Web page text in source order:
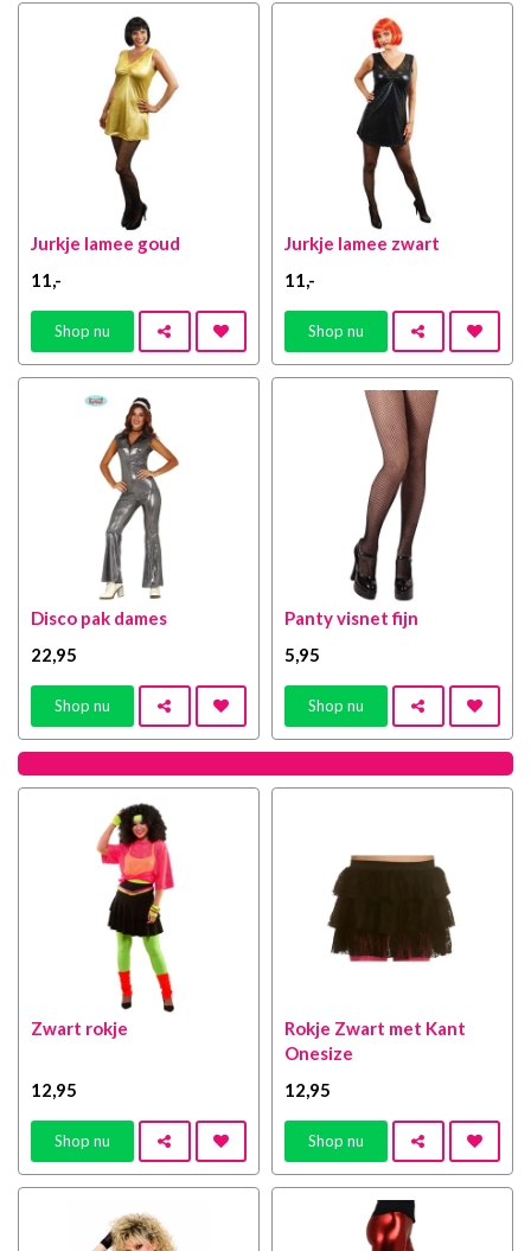
Jurkje lamee goud
11,-
Shop nu
Jurkje lamee zwart
11,-
Shop nu
Disco pak dames
22,95
Shop nu
Panty visnet fijn
5,95
Shop nu
Zwart rokje
12,95
Shop nu
Rokje Zwart met Kant
Onesize
12,95
Shop nu